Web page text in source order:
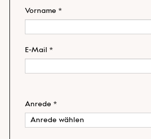
Vorname *
E-Mail *
Anrede *